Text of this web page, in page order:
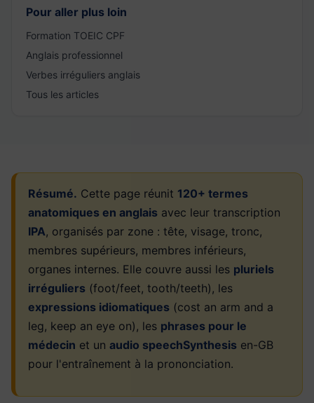
Pour aller plus loin
Formation TOEIC CPF
Anglais professionnel
Verbes irréguliers anglais
Tous les articles
Résumé. Cette page réunit 120+ termes
anatomiques en anglais avec leur transcription
IPA, organisés par zone : tête, visage, tronc,
membres supérieurs, membres inférieurs,
organes internes. Elle couvre aussi les pluriels
irréguliers (foot/feet, tooth/teeth), les
expressions idiomatiques (cost an arm and a
leg, keep an eye on), les phrases pour le
médecin et un audio speechSynthesis en-GB
pour l'entraînement à la prononciation.